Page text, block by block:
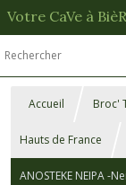
Accueil Broc'
Hauts de France
ANOSTEKE NEIPA -